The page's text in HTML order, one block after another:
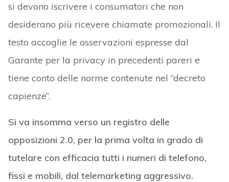
si devono iscrivere i consumatori che non
desiderano più ricevere chiamate promozionali. Il
testo accoglie le osservazioni espresse dal
Garante per la privacy in precedenti pareri e
tiene conto delle norme contenute nel “decreto
capienze”.
Si va insomma verso un registro delle
opposizioni 2.0, per la prima volta in grado di
tutelare con efficacia tutti i numeri di telefono,
fissi e mobili, dal telemarketing aggressivo.